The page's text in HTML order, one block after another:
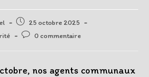
Post
published:
25 octobre 2025
Post0 commentaire
nos agents communaux